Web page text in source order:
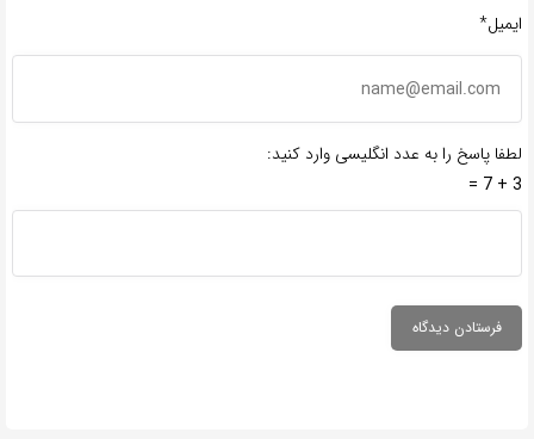
ایمیل*
لطفا پاسخ را به عدد انگلیسی وارد کنید:
3 + 7 =